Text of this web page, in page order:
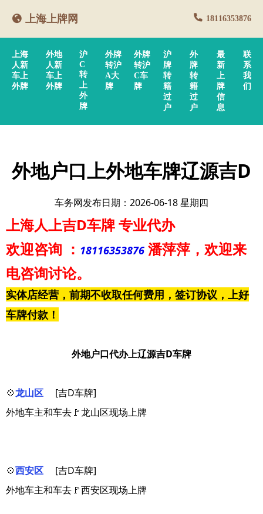
上海上牌网 18116353876
上海
人新
车上
外牌
外地
人新
车上
外牌
沪
C
转
上
外
牌
外牌
转沪
A大
牌
外牌
转沪
C车
牌
沪
牌
转
籍
过
户
外
牌
转
籍
过
户
最
新
上
牌
信
息
联
系
我
们
外地户口上外地车牌辽源吉D
车务网发布日期：2026-06-18 星期四
上海人上吉D车牌专业代办
欢迎咨询 ： 18116353876 潘萍萍 ，欢迎来
电咨询讨论。
实体店经营，前期不收取任何费用，签订协议，上好
车牌付款！
外地户口代办上辽源吉D车牌
💠龙山区
[吉D车牌]
外地车主和车去🚩龙山区现场上牌
💠西安区
[吉D车牌]
外地车主和车去🚩西安区现场上牌